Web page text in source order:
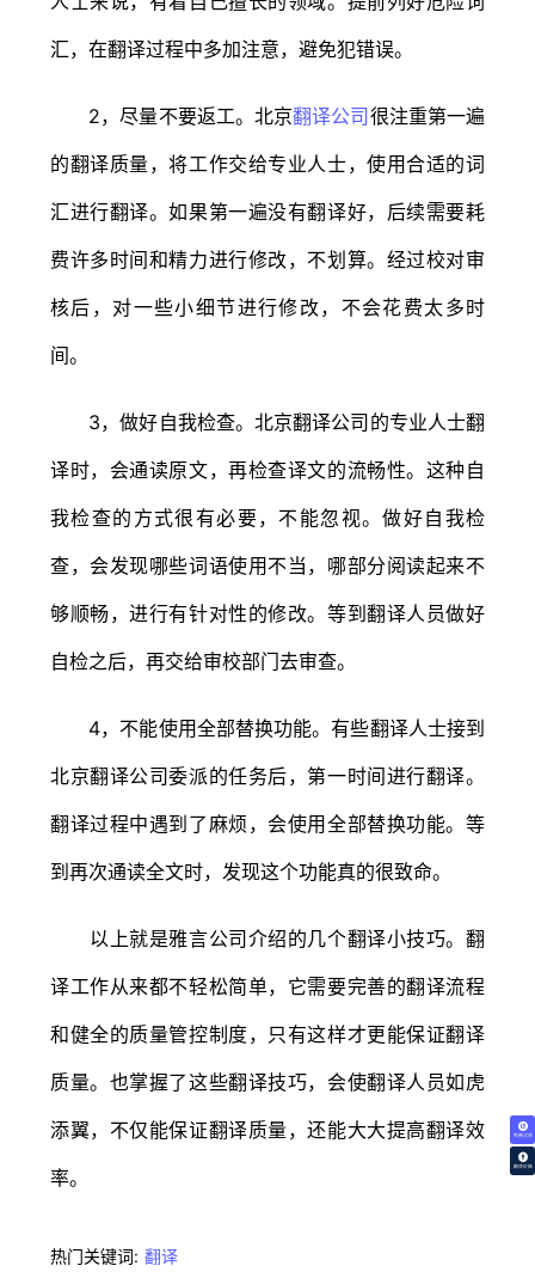
免费试译
翻译价格
汇，在翻译过程中多加注意，避免犯错误。
2，尽量不要返工。北京翻译公司很注重第一遍
的翻译质量，将工作交给专业人士，使用合适的词
汇进行翻译。如果第一遍没有翻译好，后续需要耗
费许多时间和精力进行修改，不划算。经过校对审
核后，对一些小细节进行修改，不会花费太多时
间。
3，做好自我检查。北京翻译公司的专业人士翻
译时，会通读原文，再检查译文的流畅性。这种自
我检查的方式很有必要，不能忽视。做好自我检
查，会发现哪些词语使用不当，哪部分阅读起来不
够顺畅，进行有针对性的修改。等到翻译人员做好
自检之后，再交给审校部门去审查。
4，不能使用全部替换功能。有些翻译人士接到
北京翻译公司委派的任务后，第一时间进行翻译。
翻译过程中遇到了麻烦，会使用全部替换功能。等
到再次通读全文时，发现这个功能真的很致命。
以上就是雅言公司介绍的几个翻译小技巧。翻
译工作从来都不轻松简单，它需要完善的翻译流程
和健全的质量管控制度，只有这样才更能保证翻译
质量。也掌握了这些翻译技巧，会使翻译人员如虎
添翼，不仅能保证翻译质量，还能大大提高翻译效
率。
热门关键词: 翻译